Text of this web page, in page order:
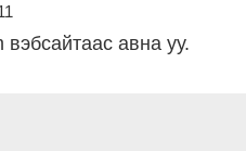
авна уу.